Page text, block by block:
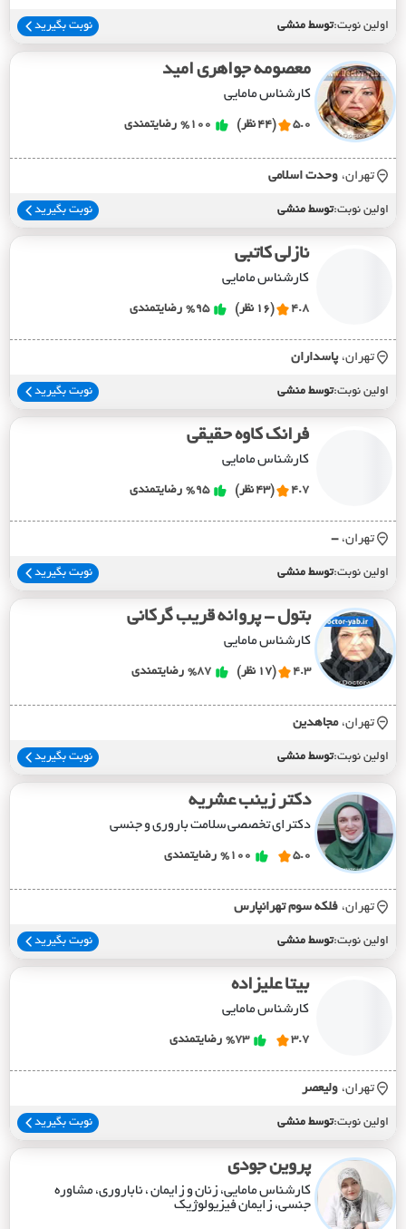
اولین نوبت:توسط منشی نوبت بگیرید
معصومه جواهری امید
کارشناس مامایی
5.0 (44 نظر) %100 رضایتمندی
تهران، وحدت اسلامي
اولین نوبت:توسط منشی نوبت بگیرید
نازلی کاتبی
کارشناس مامایی
4.8 (16 نظر) %95 رضایتمندی
تهران، پاسداران
اولین نوبت:توسط منشی نوبت بگیرید
فرانک کاوه حقیقی
کارشناس مامایی
4.7 (43 نظر) %95 رضایتمندی
تهران، -
اولین نوبت:توسط منشی نوبت بگیرید
بتول - پروانه قریب گرکانی
کارشناس مامایی
4.3 (17 نظر) %87 رضایتمندی
تهران، مجاهدين
اولین نوبت:توسط منشی نوبت بگیرید
دکتر زینب عشریه
دکترای تخصصی سلامت باروری و جنسی
5.0
%100 رضایتمندی
تهران، فلکه سوم تهرانپارس
اولین نوبت:توسط منشی نوبت بگیرید
بیتا علیزاده
کارشناس مامایی
3.7
%73 رضایتمندی
تهران، وليعصر
اولین نوبت:توسط منشی نوبت بگیرید
پروین جودی
کارشناس مامایی، زنان و زایمان ، ناباروری، مشاوره
جنسی، زایمان فیزیولوژیک